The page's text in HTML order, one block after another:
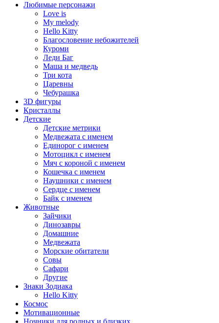
Любимые персонажи
Love is
My melody
Hello Kitty
Благословение небожителей
Куроми
Леди Баг
Маша и медведь
Три кота
Царевны
Чебурашка
3D фигуры
Кристаллы
Детские
Детские метрики
Медвежата с именем
Единорог с именем
Мотоцикл с именем
Мяч с короной с именем
Кошечка с именем
Наушники с именем
Сердце с именем
Байк с именем
Животные
Зайчики
Динозавры
Домашние
Медвежата
Морские обитатели
Совы
Сафари
Другие
Знаки Зодиака
Hello Kitty
Космос
Мотивационные
Ночники для родных и близких